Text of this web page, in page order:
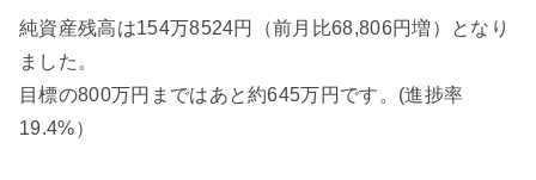
純資産残高は154万8524円（前月比68,806円増）となり
ました。
目標の800万円まではあと約645万円です。(進捗率
19.4%）